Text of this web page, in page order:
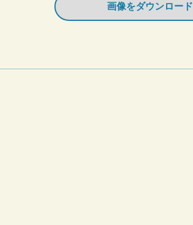
画像をダウンロード